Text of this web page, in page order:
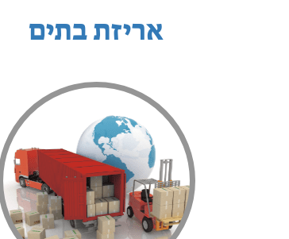
אריזת בתים